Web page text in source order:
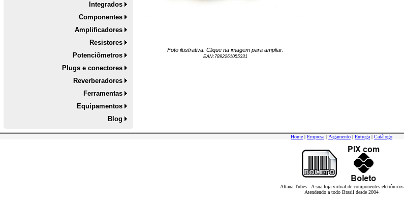
Integrados
Componentes
Amplificadores
Resistores
Potenciômetros
Plugs e conectores
Reverberadores
Ferramentas
Equipamentos
Blog
Foto ilustrativa. Clique na imagem para ampliar.
EAN: 7892261055331
Home | Empresa | Pagamento | Entrega | Catálogo
Altana Tubes - A sua loja virtual de componentes eletrônicos
Atendendo a todo Brasil desde 2004